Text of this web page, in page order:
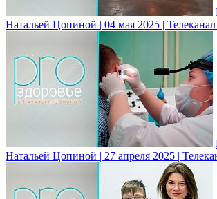
Натальей Цопиной | 04 мая 2025 |
Натальей Цопиной | 27 апреля 2025 |